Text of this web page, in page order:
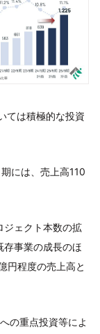
ては積極的な投資
には、売上高110
ジェクト本数の拡
存事業の成長のほ
円程度の売上高と
の重点投資等によ